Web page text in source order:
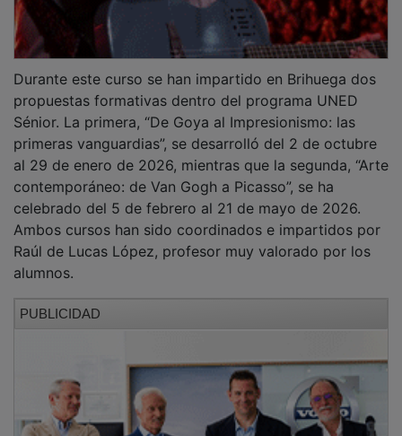
propuestas formativas dentro del programa UNED
Sénior. La primera, “De Goya al Impresionismo: las
primeras vanguardias”, se desarrolló del 2 de octubre
al 29 de enero de 2026, mientras que la segunda, “Arte
contemporáneo: de Van Gogh a Picasso”, se ha
celebrado del 5 de febrero al 21 de mayo de 2026.
Ambos cursos han sido coordinados e impartidos por
Raúl de Lucas López, profesor muy valorado por los
alumnos.